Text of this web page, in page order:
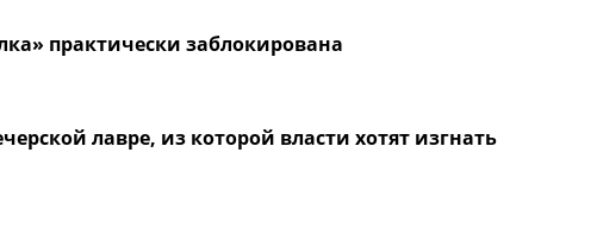
практически заблокирована
лавре, из которой власти хотят изгнать